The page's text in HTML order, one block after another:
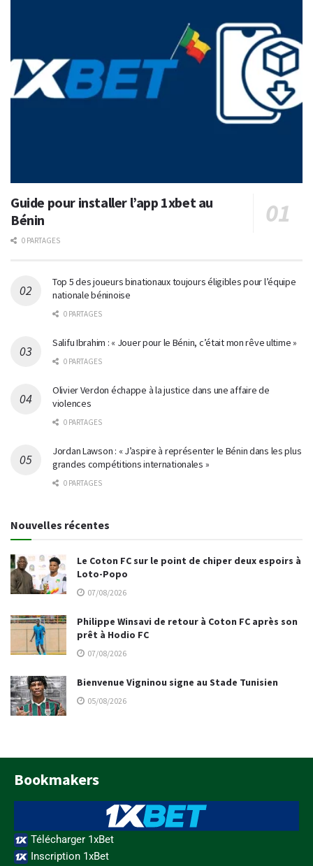
Guide pour installer l’app 1xbet au
Bénin
0 PARTAGES
Top 5 des joueurs binationaux toujours éligibles pour l’équipe
nationale béninoise
0 PARTAGES
Salifu Ibrahim : « Jouer pour le Bénin, c’était mon rêve ultime »
0 PARTAGES
Olivier Verdon échappe à la justice dans une affaire de
violences
0 PARTAGES
Jordan Lawson : « J’aspire à représenter le Bénin dans les plus
grandes compétitions internationales »
0 PARTAGES
Nouvelles récentes
Le Coton FC sur le point de chiper deux espoirs à
Loto-Popo
07/08/2026
Philippe Winsavi de retour à Coton FC après son
prêt à Hodio FC
07/08/2026
Bienvenue Vigninou signe au Stade Tunisien
05/08/2026
Bookmakers
Télécharger 1xBet
Inscription 1xBet